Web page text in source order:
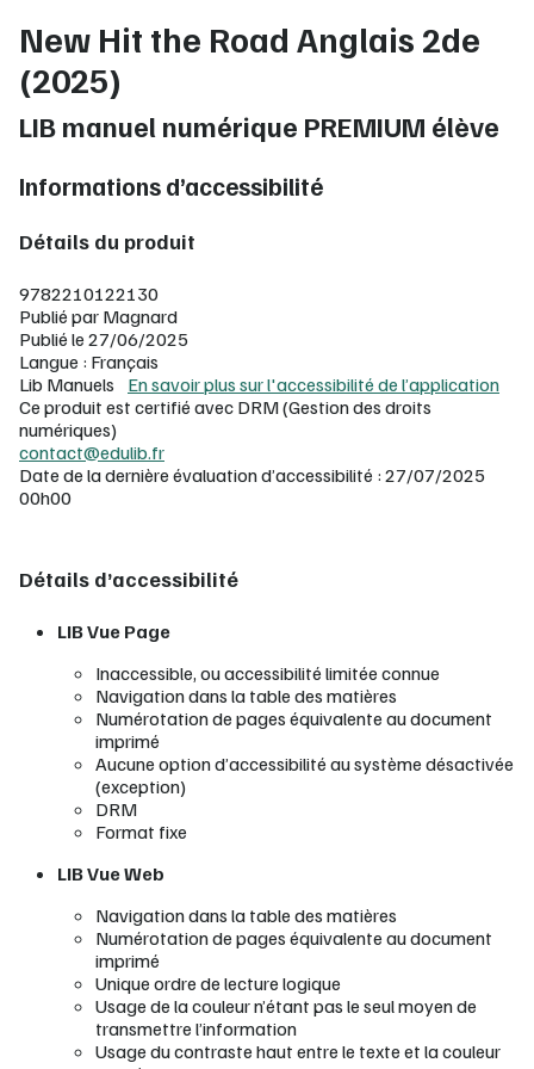
New Hit the Road Anglais 2de
(2025)
LIB manuel numérique PREMIUM élève
Informations d’accessibilité
Détails du produit
9782210122130
Publié par Magnard
Publié le 27/06/2025
Langue : Français
Lib Manuels
En savoir plus sur l'accessibilité de l’application
Ce produit est certifié avec DRM (Gestion des droits
numériques)
contact@edulib.fr
Date de la dernière évaluation d’accessibilité : 27/07/2025
00h00
Détails d’accessibilité
LIB Vue Page
Inaccessible, ou accessibilité limitée connue
Navigation dans la table des matières
Numérotation de pages équivalente au document
imprimé
Aucune option d’accessibilité au système désactivée
(exception)
DRM
Format fixe
LIB Vue Web
Navigation dans la table des matières
Numérotation de pages équivalente au document
imprimé
Unique ordre de lecture logique
Usage de la couleur n’étant pas le seul moyen de
transmettre l’information
Usage du contraste haut entre le texte et la couleur